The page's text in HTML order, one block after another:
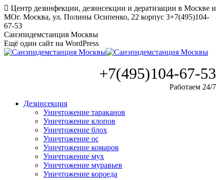
Перейти
к
содержанию
Центр дезинфекции, дезинсекции и дератизации в Москве и
МОг. Москва, ул. Полины Осипенко, 22 корпус 3+7(495)104-
67-53
Санэпидемстанция Москвы
Ещё один сайт на WordPress
+7(495)104-67-53
Работаем 24/7
Дезинсекция
Уничтожение тараканов
Уничтожение клопов
Уничтожение блох
Уничтожение ос
Уничтожение комаров
Уничтожение мух
Уничтожение муравьев
Уничтожение короеда